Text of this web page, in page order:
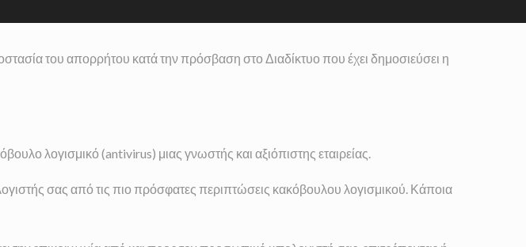
του απορρήτου κατά την πρόσβαση στο Διαδίκτυο που έχει δημοσιεύσει η
λογισμικό (antivirus) μιας γνωστής και αξιόπιστης εταιρείας.
σας από τις πιο πρόσφατες περιπτώσεις κακόβουλου λογισμικού. Κάποια